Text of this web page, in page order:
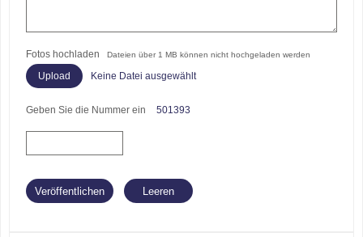
Fotos hochladen Dateien über 1 MB können nicht hochgeladen werden
Keine Datei ausgewählt
Geben Sie die Nummer ein 501393